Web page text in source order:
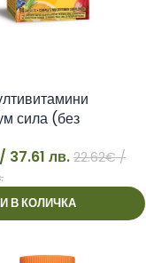
сила (без
Nature’s Way
/ 37.61 лв. 22.62€/
В КОЛИЧКА